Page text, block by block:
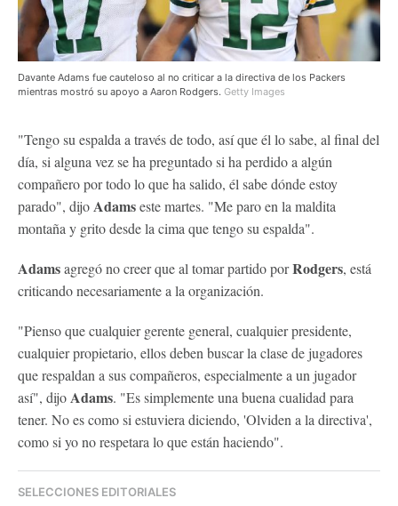
Davante Adams fue cauteloso al no criticar a la directiva de los Packers
mientras mostró su apoyo a Aaron Rodgers. Getty Images
"Tengo su espalda a través de todo, así que él lo sabe, al final del
día, si alguna vez se ha preguntado si ha perdido a algún
compañero por todo lo que ha salido, él sabe dónde estoy
parado", dijoAdamseste martes. "Me paro en la maldita
montaña y grito desde la cima que tengo su espalda".
Adamsagregó no creer que al tomar partido porRodgers, está
criticando necesariamente a la organización.
"Pienso que cualquier gerente general, cualquier presidente,
cualquier propietario, ellos deben buscar la clase de jugadores
que respaldan a sus compañeros, especialmente a un jugador
así", dijoAdams. "Es simplemente una buena cualidad para
tener. No es como si estuviera diciendo, 'Olviden a la directiva',
como si yo no respetara lo que están haciendo".
SELECCIONES EDITORIALES